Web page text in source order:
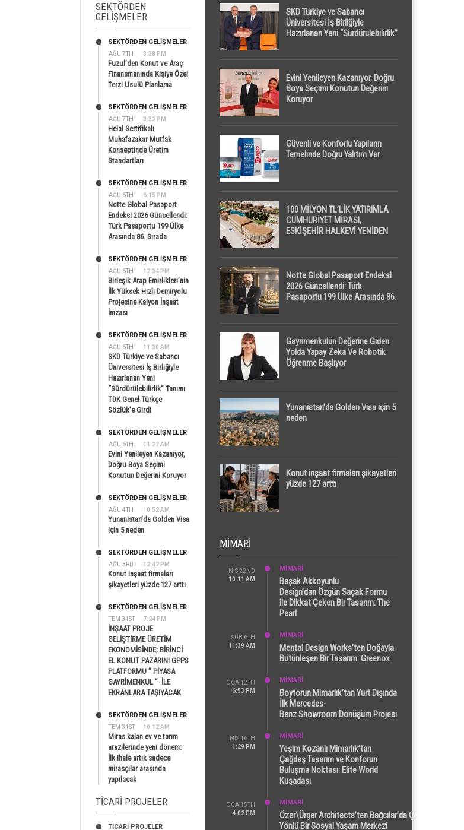
SEKTÖRDEN
GELIŞMELER
AĞU 7TH 3:38 PM
SEKTÖRDEN GELIŞMELER
Fuzul’den Konut ve Araç
Finansmanında Kişiye Özel
Terzi Usulü Planlama
AĞU 7TH 3:32 PM
SEKTÖRDEN GELIŞMELER
Helal Sertifikalı
Muhafazakar Mutfak
Konseptinde Üretim
Standartları
AĞU 6TH 6:15 PM
SEKTÖRDEN GELIŞMELER
Notte Global Pasaport
Endeksi 2026 Güncellendi:
Türk Pasaportu 199 Ülke
Arasında 86. Sırada
AĞU 6TH 12:34 PM
SEKTÖRDEN GELIŞMELER
Birleşik Arap Emirlikleri’nin
İlk Yüksek Hızlı Demiryolu
Projesine Kalyon İnşaat
İmzası
AĞU 6TH 11:30 AM
SEKTÖRDEN GELIŞMELER
SKD Türkiye ve Sabancı
Üniversitesi İş Birliğiyle
Hazırlanan Yeni
“Sürdürülebilirlik” Tanımı
TDK Genel Türkçe
Sözlük’e Girdi
AĞU 6TH 11:27 AM
SEKTÖRDEN GELIŞMELER
Evini Yenileyen Kazanıyor,
Doğru Boya Seçimi
Konutun Değerini Koruyor
AĞU 4TH 10:52 AM
SEKTÖRDEN GELIŞMELER
Yunanistan’da Golden Visa
için 5 neden
AĞU 3RD 12:42 PM
SEKTÖRDEN GELIŞMELER
Konut inşaat firmaları
şikayetleri yüzde 127 arttı
TEM 31ST 7:24 PM
SEKTÖRDEN GELIŞMELER
İNŞAAT PROJE
GELİŞTİRME ÜRETİM
EKONOMİSİNDE; BİRİNCİ
EL KONUT PAZARINI GPPS
PLATFORMU ” PİYASA
GAYRİMENKUL ” İLE
EKRANLARA TAŞIYACAK
TEM 31ST 10:12 AM
SEKTÖRDEN GELIŞMELER
Miras kalan ev ve tarım
arazilerinde yeni dönem:
İlk ihale artık sadece
mirasçılar arasında
yapılacak
TICARI PROJELER
TİCARİ PROJELER
SKD Türkiye ve Sabancı
Üniversitesi İş Birliğiyle
Hazırlanan Yeni “Sürdürülebilirlik”
Evini Yenileyen Kazanıyor, Doğru
Boya Seçimi Konutun Değerini
Koruyor
Güvenli ve Konforlu Yapıların
Temelinde Doğru Yalıtım Var
100 MİLYON TL’LİK YATIRIMLA
CUMHURİYET MİRASI,
ESKİŞEHİR HALKEVİ YENİDEN
Notte Global Pasaport Endeksi
2026 Güncellendi: Türk
Pasaportu 199 Ülke Arasında 86.
Gayrimenkulün Değerine Giden
Yolda Yapay Zeka Ve Robotik
Öğrenme Başlıyor
Yunanistan’da Golden Visa için 5
neden
Konut inşaat firmaları şikayetleri
yüzde 127 arttı
MIMARI
NIS 22ND
10:11 AM
MİMARİ
Başak Akkoyunlu
Design’dan Özgün Saçak Formu
ile Dikkat Çeken Bir Tasarım: The
Pearl
ŞUB 6TH
11:39 AM
MİMARİ
Mental Design Works’ten Doğayla
Bütünleşen Bir Tasarım: Greenox
OCA 12TH
6:53 PM
MİMARİ
Boytorun Mimarlık’tan Yurt Dışında
İlk Mercedes-
Benz Showroom Dönüşüm Projesi
NIS 16TH
1:29 PM
MİMARİ
Yeşim Kozanlı Mimarlık’tan
Çağdaş Tasarım ve Konforun
Buluşma Noktası: Elite World
Kuşadası
OCA 15TH
4:02 PM
MİMARİ
Özer\Ürger Architects’ten Bağcılar’da Çok
Yönlü Bir Sosyal Yaşam Merkezi